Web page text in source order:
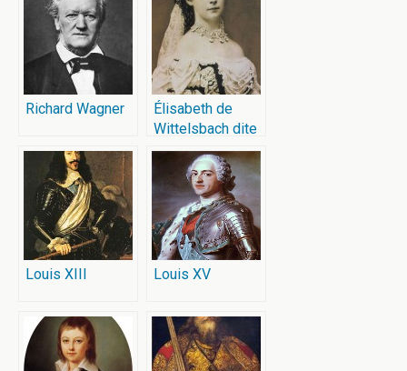
Richard Wagner
Élisabeth de
Wittelsbach dite
Sissi
l’Impératrice
d’Autriche
Louis XIII Louis XV